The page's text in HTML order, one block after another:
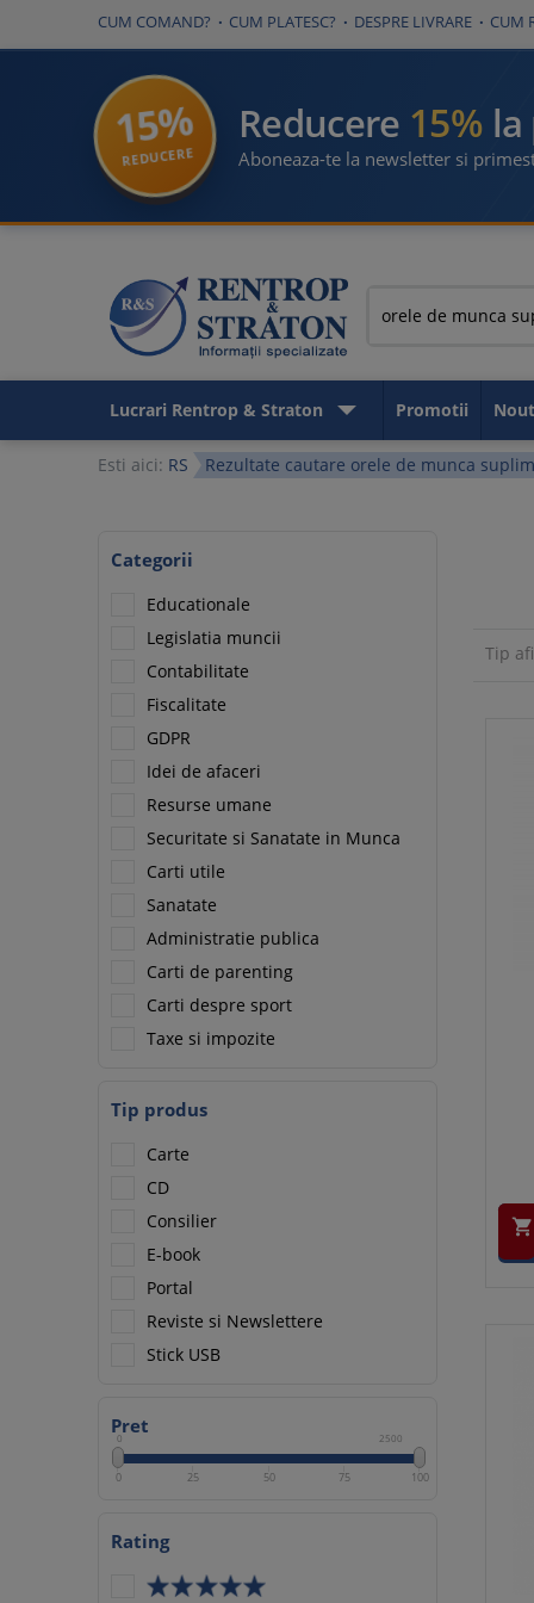
CUM COMAND? CUM PLATESC? DESPRE LIVRARE CUM
15%
REDUCERE
Reducere 15%
Aboneaza-te la newsletter si
Lucrari Rentrop & Straton Promotii
Esti aici: RS Rezultate cautare orele de munca
Categorii
Educationale
Legislatia muncii
Contabilitate
Fiscalitate
GDPR
Idei de afaceri
Resurse umane
Securitate si Sanatate in Munca
Carti utile
Sanatate
Administratie publica
Carti de parenting
Carti despre sport
Taxe si impozite
Tip produs
Carte
CD
Consilier
E-book
Portal
Reviste si Newslettere
Stick USB
Pret
0 2500
0 25 50 75 100
Rating
Tip
